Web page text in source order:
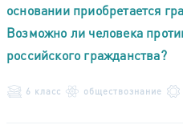
основании приобретается
Возможно ли человека
российского гражданства?
6 класс обществознание